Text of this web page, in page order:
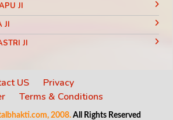
JI
JI
JI
JI
JI MAHARAJ
US
Privacy
Terms & Conditions
2008. All Rights Reserved